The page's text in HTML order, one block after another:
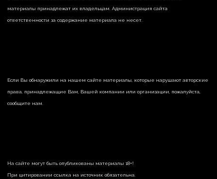
материалы принадлежат их владельцам. Администрация сайта
ответственности за содержание материала не несет.
Если Вы обнаружили на нашем сайте материалы, которые нарушают авторские
права, принадлежащие Вам, Вашей компании или организации, пожалуйста,
сообщите нам.
На сайте могут быть опубликованы материалы 18+!
При цитировании ссылка на источник обязательна.